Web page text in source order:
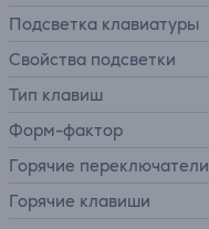
Подсветка клавиатуры
Свойства подсветки
Тип клавиш
Форм-фактор
Горячие переключатели
Горячие клавиши